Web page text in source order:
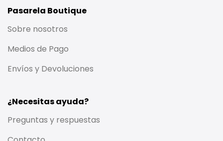
Pasarela Boutique
Sobre nosotros
Medios de Pago
Envíos y Devoluciones
¿Necesitas ayuda?
Preguntas y respuestas